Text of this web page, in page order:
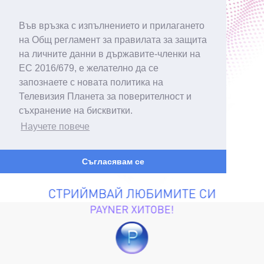
Във връзка с изпълнението и прилагането
на Общ регламент за правилата за защита
на личните данни в държавите-членки на
ЕС 2016/679, е желателно да се
запознаете с новата политика на
Телевизия Планета за поверителност и
съхранение на бисквитки.
Научете повече
Съгласявам се